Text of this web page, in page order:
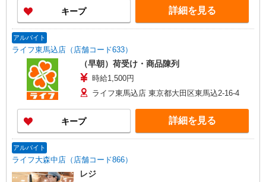
キープ 詳細を見る
アルバイト
ライフ東馬込店（店舗コード633）
（早朝）荷受け・商品陳列
時給1,500円
ライフ東馬込店 東京都大田区東馬込2-16-4
キープ 詳細を見る
アルバイト
ライフ大森中店（店舗コード866）
レジ